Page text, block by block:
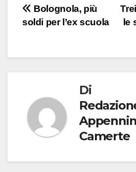
Navigazione
articoli
le
Bolognola, più
soldi per l’ex scuola
Di
Camerte